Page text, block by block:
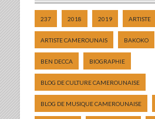
237 2018 2019 ARTISTE
ARTISTE CAMEROUNAIS BAKOKO
BEN DECCA BIOGRAPHIE
BLOG DE CULTURE CAMEROUNAISE
BLOG DE MUSIQUE CAMEROUNAISE